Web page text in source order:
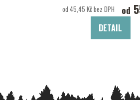
od 45,45 Kč bez DPH od
DETAIL